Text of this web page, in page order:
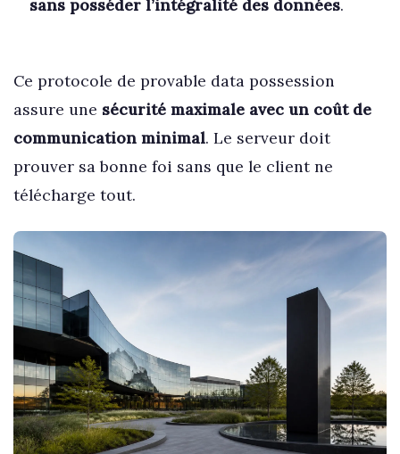
sans posséder l’intégralité des données.
Ce protocole de provable data possession
assure une sécurité maximale avec un coût de
communication minimal. Le serveur doit
prouver sa bonne foi sans que le client ne
télécharge tout.